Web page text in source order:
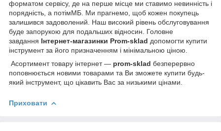
форматом сервісу, де на перше місце ми ставимо невинність і
порядність, а потімМБ. Ми прагнемо, щоб кожен покупець
залишився задоволений. Наш високий рівень обслуговування
буде запорукою для подальших відносин. Головне
завдання Інтернет-магазинки Prom-sklad допомогти купити
інструмент за його призначенням і мінімальною ціною.
Асортимент товару інтернет — prom-sklad безперервно
поповнюється новими товарами та Ви зможете купити будь-
який інструмент, що цікавить Вас за низькими цінами.
Приховати